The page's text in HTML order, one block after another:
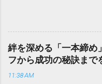
きできる？」といった疑
通運は企業間物流のイメー
向けの宅配サービスも非常
目的に合わせた適切な連絡
は、荷物の追跡確認から営
手順まで、初めての方でも
絆を深める「一本締め
フから成功の秘訣まで
11:38 AM